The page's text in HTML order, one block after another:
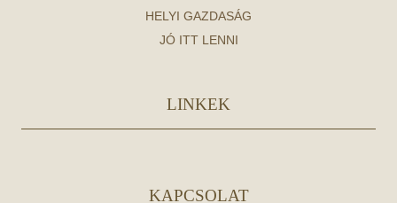
HELYI GAZDASÁG
JÓ ITT LENNI
LINKEK
KAPCSOLAT